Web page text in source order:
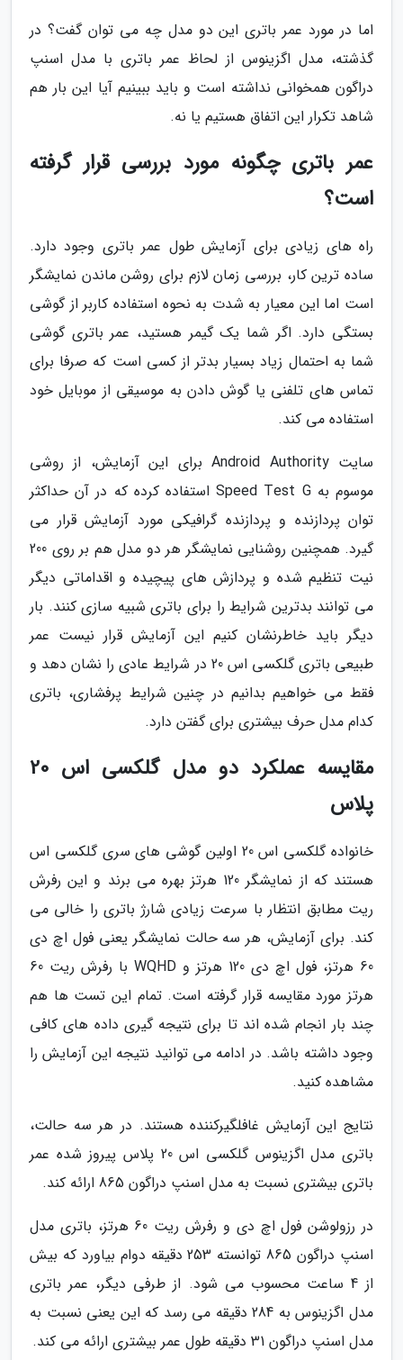
اما در مورد عمر باتری این دو مدل چه می توان گفت؟ در
گذشته، مدل اگزینوس از لحاظ عمر باتری با مدل اسنپ
دراگون همخوانی نداشته است و باید ببینیم آیا این بار هم
شاهد تکرار این اتفاق هستیم یا نه.
عمر باتری چگونه مورد بررسی قرار گرفته
است؟
راه های زیادی برای آزمایش طول عمر باتری وجود دارد.
ساده ترین کار، بررسی زمان لازم برای روشن ماندن نمایشگر
است اما این معیار به شدت به نحوه استفاده کاربر از گوشی
بستگی دارد. اگر شما یک گیمر هستید، عمر باتری گوشی
شما به احتمال زیاد بسیار بدتر از کسی است که صرفا برای
تماس های تلفنی یا گوش دادن به موسیقی از موبایل خود
استفاده می کند.
سایت Android Authority برای این آزمایش، از روشی
موسوم به Speed Test G استفاده کرده که در آن حداکثر
توان پردازنده و پردازنده گرافیکی مورد آزمایش قرار می
گیرد. همچنین روشنایی نمایشگر هر دو مدل هم بر روی 200
نیت تنظیم شده و پردازش های پیچیده و اقداماتی دیگر
می توانند بدترین شرایط را برای باتری شبیه سازی کنند. بار
دیگر باید خاطرنشان کنیم این آزمایش قرار نیست عمر
طبیعی باتری گلکسی اس 20 در شرایط عادی را نشان دهد و
فقط می خواهیم بدانیم در چنین شرایط پرفشاری، باتری
کدام مدل حرف بیشتری برای گفتن دارد.
مقایسه عملکرد دو مدل گلکسی اس 20
پلاس
خانواده گلکسی اس 20 اولین گوشی های سری گلکسی اس
هستند که از نمایشگر 120 هرتز بهره می برند و این رفرش
ریت مطابق انتظار با سرعت زیادی شارژ باتری را خالی می
کند. برای آزمایش، هر سه حالت نمایشگر یعنی فول اچ دی
60 هرتز، فول اچ دی 120 هرتز و WQHD با رفرش ریت 60
هرتز مورد مقایسه قرار گرفته است. تمام این تست ها هم
چند بار انجام شده اند تا برای نتیجه گیری داده های کافی
وجود داشته باشد. در ادامه می توانید نتیجه این آزمایش را
مشاهده کنید.
نتایج این آزمایش غافلگیرکننده هستند. در هر سه حالت،
باتری مدل اگزینوس گلکسی اس 20 پلاس پیروز شده عمر
باتری بیشتری نسبت به مدل اسنپ دراگون 865 ارائه کند.
در رزولوشن فول اچ دی و رفرش ریت 60 هرتز، باتری مدل
اسنپ دراگون 865 توانسته 253 دقیقه دوام بیاورد که بیش
از 4 ساعت محسوب می شود. از طرفی دیگر، عمر باتری
مدل اگزینوس به 284 دقیقه می رسد که این یعنی نسبت به
مدل اسنپ دراگون 31 دقیقه طول عمر بیشتری ارائه می کند.